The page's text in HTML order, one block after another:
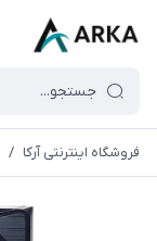
فروشگاه اینترنتی آرکا /